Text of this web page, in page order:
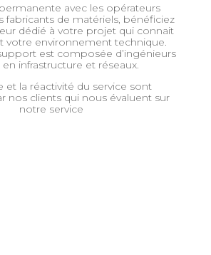
avec les opérateurs
fabricants de matériels, bénéficiez
dédié à votre projet qui connait
votre environnement technique.
est composée d’ingénieurs
infrastructure et réseaux.
et la réactivité du service sont
nos clients qui nous évaluent sur
notre service